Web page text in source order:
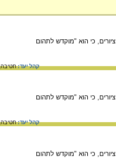
דן קדר, מתוך "על פני תהום – המיצב", אשר נוצר בעקבות רצח רבין. דן קדר הצהיר לגבי המיצב, המורכב מ-12 ציורים, כי הוא "מוקדש לתהום
קהל יעד:
דן קדר, מתוך "על פני תהום – המיצב", אשר נוצר בעקבות רצח רבין. דן קדר הצהיר לגבי המיצב, המורכב מ-12 ציורים, כי הוא "מוקדש לתהום
קהל יעד:
דן קדר, מתוך "על פני תהום – המיצב", אשר נוצר בעקבות רצח רבין. דן קדר הצהיר לגבי המיצב, המורכב מ-12 ציורים, כי הוא "מוקדש לתהום